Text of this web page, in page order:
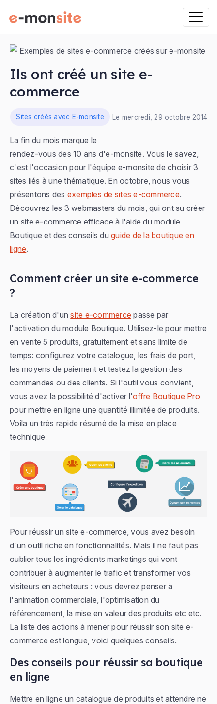
Ils ont créé un site e-
commerce
Le mercredi, 29 octobre 2014
Sites créés avec E-monsite
La fin du mois marque le
rendez-vous des 10 ans d'e-monsite. Vous le savez,
c'est l'occasion pour l'équipe e-monsite de choisir 3
sites liés à une thématique. En octobre, nous vous
présentons des exemples de sites e-commerce.
Découvrez les 3 webmasters du mois, qui ont su créer
un site e-commerce efficace à l'aide du module
Boutique et des conseils du guide de la boutique en
ligne.
Comment créer un site e-commerce
?
La création d'unsite e-commerce passe par
l'activation du module Boutique. Utilisez-le pour mettre
en vente 5 produits, gratuitement et sans limite de
temps: configurez votre catalogue, les frais de port,
les moyens de paiement et testez la gestion des
commandes ou des clients. Si l'outil vous convient,
vous avez la possibilité d'activer l'offre Boutique Pro
pour mettre en ligne une quantité illimitée de produits.
Voila un très rapide résumé de la mise en place
technique.
Pour réussir un site e-commerce, vous avez besoin
d'un outil riche en fonctionnalités. Mais il ne faut pas
oublier tous les ingrédients marketings qui vont
contribuer à augmenter le trafic et transformer vos
visiteurs en acheteurs : vous devrez penser à
l'animation commerciale, l'optimisation du
référencement, la mise en valeur des produits etc etc.
La liste des actions à mener pour réussir son site e-
commerce est longue, voici quelques conseils.
Des conseils pour réussir sa boutique
en ligne
Mettre en ligne un catalogue de produits et attendre ne